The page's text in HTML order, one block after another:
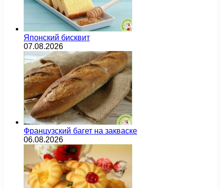
Японский бисквит
07.08.2026
Французский багет на закваске
06.08.2026